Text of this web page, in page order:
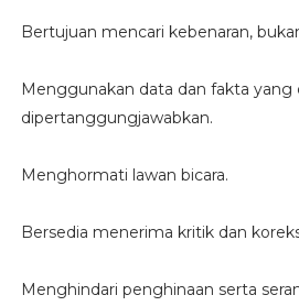
Bertujuan mencari kebenaran,
Menggunakan data dan fakta yang
dipertanggungjawabkan.
Menghormati lawan bicara.
Bersedia menerima kritik dan
Menghindari penghinaan serta